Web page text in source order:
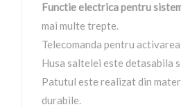
Functie electrica pentru
mai multe trepte.
Telecomanda pentru
Husa saltelei este detasabila
Patutul este realizat din
durabile.